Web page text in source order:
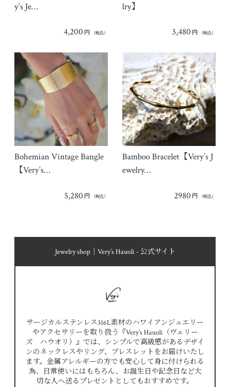
y’s Je…
4,200 円 （税込）
lry】
3,480 円 （税込）
Bohemian Vintage Bangle
【Very’s…
5,280 円 （税込）
Bamboo Bracelet【Very’s J
ewelry…
2980 円 （税込）
Jewelry shop｜Very’s Hauoli - 公式サイト
サージカルステンレス316L素材のハワイアンジュエリー
やアクセサリーを取り扱う『Very’s Hauoli（ヴェリー
ズ ハウオリ）』では、シンプルで高級感があるデザイ
ンのネックレスやリング、ブレスレットをお届けいたし
ます。金属アレルギーの方でも安心して身に付けられる
為、日常使いにはもちろん、お誕生日や記念日など大
切な人へ送るプレゼントとしてもおすすめです。